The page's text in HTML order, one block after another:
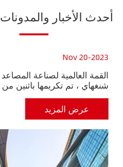
أحدث الأخبار والمدونات
Nov 20-2023
القمة العالمية لصناعة
شنغهاي ، تم تكريمها باثنين من
عرض المزيد